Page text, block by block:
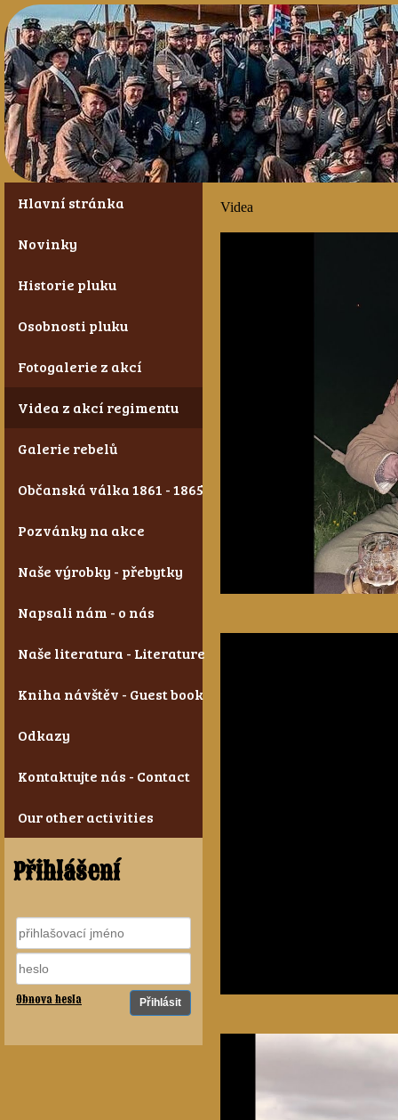
Hlavní stránka
Novinky
Historie pluku
Osobnosti pluku
Fotogalerie z akcí
Videa z akcí regimentu
Galerie rebelů
Občanská válka 1861 - 1865
Pozvánky na akce
Naše výrobky - přebytky
Napsali nám - o nás
Naše literatura - Literature
Kniha návštěv - Guest book
Odkazy
Kontaktujte nás - Contact
Our other activities
Přihlášení
Obnova hesla
Videa